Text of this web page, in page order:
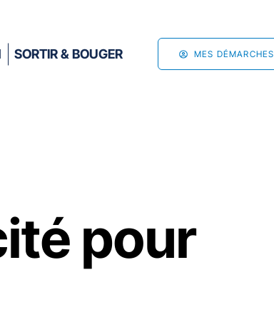
SORTIR & BOUGER MES DÉMARCHES
pour